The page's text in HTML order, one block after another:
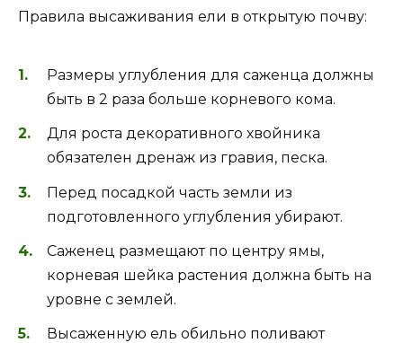
Правила высаживания ели в открытую почву:
Размеры углубления для саженца должны
быть в 2 раза больше корневого кома.
Для роста декоративного хвойника
обязателен дренаж из гравия, песка.
Перед посадкой часть земли из
подготовленного углубления убирают.
Саженец размещают по центру ямы,
корневая шейка растения должна быть на
уровне с землей.
Высаженную ель обильно поливают